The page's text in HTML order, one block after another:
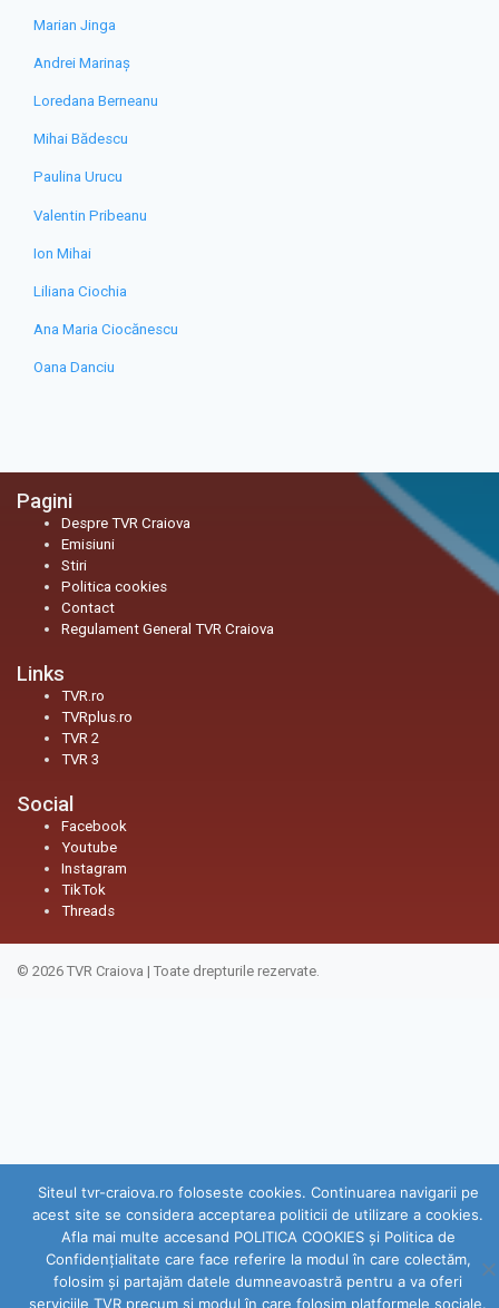
Marian Jinga
Andrei Marinaș
Loredana Berneanu
Mihai Bădescu
Paulina Urucu
Valentin Pribeanu
Ion Mihai
Liliana Ciochia
Ana Maria Ciocănescu
Oana Danciu
Pagini
Despre TVR Craiova
Emisiuni
Stiri
Politica cookies
Contact
Regulament General TVR Craiova
Links
TVR.ro
TVRplus.ro
TVR 2
TVR 3
Social
Facebook
Youtube
Instagram
TikTok
Threads
© 2026 TVR Craiova | Toate drepturile rezervate.
Siteul tvr-craiova.ro foloseste cookies. Continuarea navigarii pe
acest site se considera acceptarea politicii de utilizare a cookies.
Afla mai multe accesand POLITICA COOKIES și Politica de
Confidenţialitate care face referire la modul în care colectăm,
folosim şi partajăm datele dumneavoastră pentru a va oferi
serviciile TVR precum şi modul în care folosim platformele sociale.